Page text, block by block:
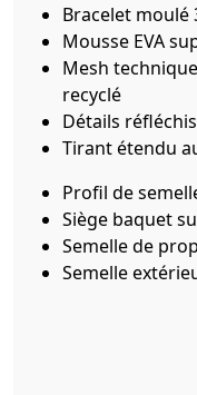
Bracelet moulé
Mousse EVA
Mesh
recyclé
Détails
Tirant étendu
Profil de
Siège baquet
Semelle de
Semelle